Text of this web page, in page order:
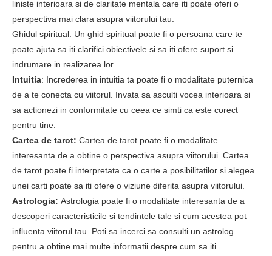
liniste interioara si de claritate mentala care iti poate oferi o
perspectiva mai clara asupra viitorului tau.
Ghidul spiritual: Un ghid spiritual poate fi o persoana care te
poate ajuta sa iti clarifici obiectivele si sa iti ofere suport si
indrumare in realizarea lor.
Intuitia: Increderea in intuitia ta poate fi o modalitate puternica
de a te conecta cu viitorul. Invata sa asculti vocea interioara si
sa actionezi in conformitate cu ceea ce simti ca este corect
pentru tine.
Cartea de tarot: Cartea de tarot poate fi o modalitate
interesanta de a obtine o perspectiva asupra viitorului. Cartea
de tarot poate fi interpretata ca o carte a posibilitatilor si alegea
unei carti poate sa iti ofere o viziune diferita asupra viitorului.
Astrologia: Astrologia poate fi o modalitate interesanta de a
descoperi caracteristicile si tendintele tale si cum acestea pot
influenta viitorul tau. Poti sa incerci sa consulti un astrolog
pentru a obtine mai multe informatii despre cum sa iti